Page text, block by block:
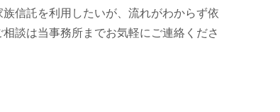
信託を利用したいが、流れがわからず依
談は当事務所までお気軽にご連絡くださ